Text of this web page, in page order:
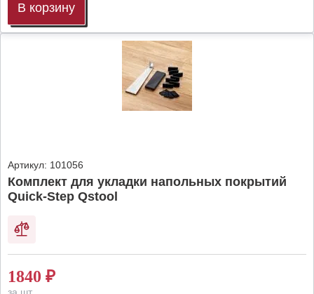
В корзину
Артикул: 101056
Комплект для укладки напольных покрытий
Quick-Step Qstool
1840 ₽